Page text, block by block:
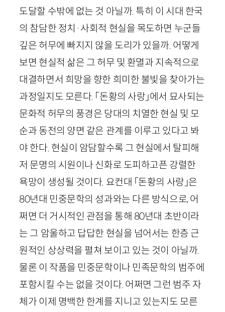
도달할 수밖에 없는 것 아닐까. 특히 이 시대 한국
의 참담한 정치 ·사회적 현실을 목도하면 누군들
깊은 허무에 빠지지 않을 도리가 있을까. 어떻게
보면 현실적 삶은 그 허무 및 환멸과 지속적으로
대결하면서 희망을 향한 희미한 불빛을 찾아가는
과정일지도 모른다. 「돈황의 사랑」에서 묘사되는
문화적 허무의 풍경은 당대의 치열한 현실 및 모
순과 동전의 양면 같은 관계를 이루고 있다고 봐
야 한다. 현실이 암담할수록 그 현실에서 탈피해
저 문명의 시원이나 신화로 도피하고픈 강렬한
욕망이 생성될 것이다. 요컨대 「돈황의 사랑」은
80년대 민중문학의 성과와는 다른 방식으로, 어
쩌면 더 거시적인 관점을 통해 80년대 초반이라
는 그 암울하고 답답한 현실을 넘어서는 한층 근
원적인 상상력을 펼쳐 보이고 있는 것이 아닐까.
물론 이 작품을 민중문학이나 민족문학의 범주에
포함시킬 수는 없을 것이다. 어쩌면 그런 범주 자
체가 이제 명백한 한계를 지니고 있는지도 모른